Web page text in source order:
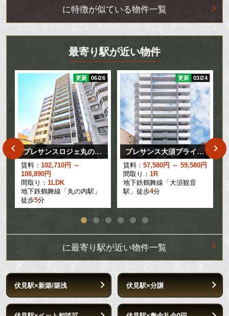
に特徴が似ている物件一覧
最寄り駅が近い物件
更新 06/26
プレサンスロジェ丸の内CENTRAL CASA
賃料： 102,710円 ～
108,890円
間取り： 1LDK
地下鉄鶴舞線「丸の内駅」
徒歩5分
更新 03/24
プレサンス大須プライマル
賃料： 57,580円 ～ 59,580円
間取り： 1R
地下鉄鶴舞線「大須観音
駅」徒歩4分
に最寄り駅が近い物件一覧
伏見駅×新築/築浅 伏見駅×分譲